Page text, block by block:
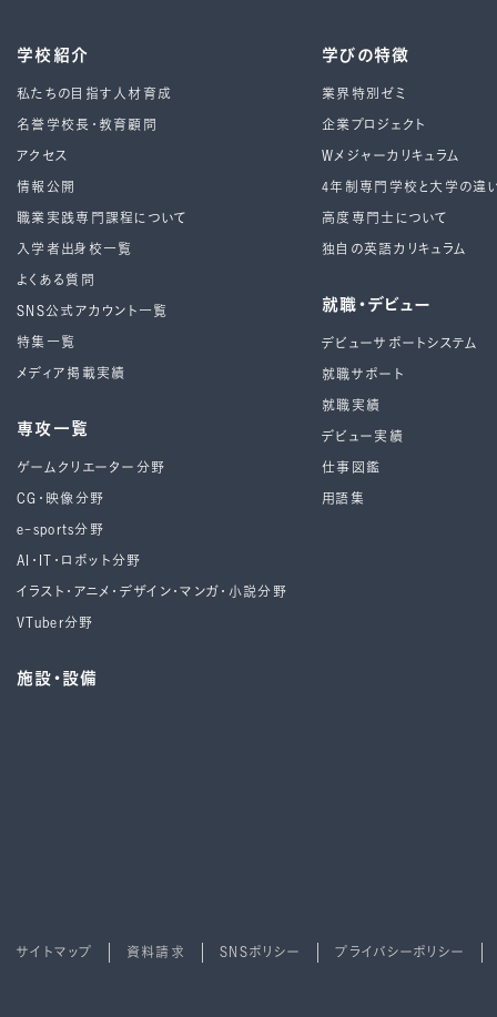
学校紹介
私たちの目指す人材育成
名誉学校長・教育顧問
アクセス
情報公開
職業実践専門課程について
入学者出身校一覧
よくある質問
SNS公式アカウント一覧
特集一覧
メディア掲載実績
専攻一覧
ゲームクリエーター分野
CG・映像分野
e-sports分野
AI・IT・ロボット分野
イラスト・アニメ・デザイン・マンガ・小説分野
VTuber分野
施設・設備
学びの特徴
業界特別ゼミ
企業プロジェクト
Wメジャーカリキュラム
4年制専⾨学校と⼤学の違
高度専門士について
独自の英語カリキュラム
就職・デビュー
デビューサポートシステム
就職サポート
就職実績
デビュー実績
仕事図鑑
用語集
サイトマップ 資料請求 SNSポリシー プライバシーポリシー